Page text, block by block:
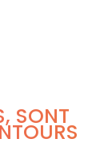
SONT